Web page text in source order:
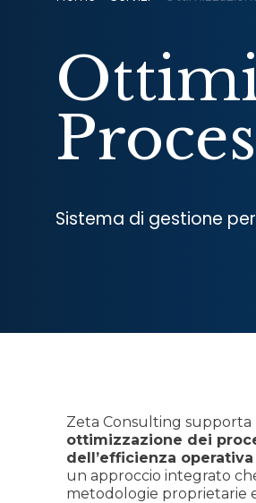
Sistema di gestione
Zeta Consulting
ottimizzazione dei
dell’efficienza operativa
un approccio integrato
metodologie proprietarie